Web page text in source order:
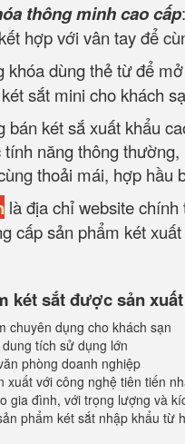
thông minh cao cấp
hợp với vân tay để
khóa dùng thẻ từ để
sắt mini cho khách
bán két sắ xuất khẩu
năng thông
thoải mái, hợp hầu
là địa chỉ website
cấp sản phẩm két
két sắt được sản
chuyên dụng cho khách sạn
tích sử dụng lớn
phòng doanh nghiệp
xuất với công nghệ tiên tiến
gia đình, với trọng lượng và
phẩm két sắt nhập khẩu từ